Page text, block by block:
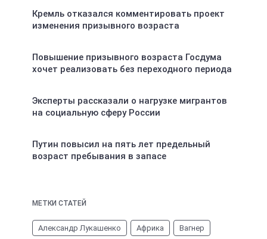
Кремль отказался комментировать проект
изменения призывного возраста
Повышение призывного возраста Госдума
хочет реализовать без переходного периода
Эксперты рассказали о нагрузке мигрантов
на социальную сферу России
Путин повысил на пять лет предельный
возраст пребывания в запасе
МЕТКИ СТАТЕЙ
Александр Лукашенко Африка Вагнер